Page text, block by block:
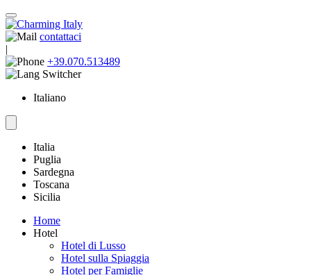
contattaci
|
+39.070.513489
Italiano
Italia
Puglia
Sardegna
Toscana
Sicilia
Home
Hotel
Hotel di Lusso
Hotel sulla Spiaggia
Hotel per Famiglie